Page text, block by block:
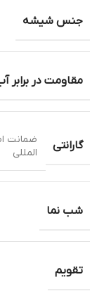
جنس شیشه
مقاومت در برابر
گارانتی
ضمانت
المللی
شب نما
تقویم